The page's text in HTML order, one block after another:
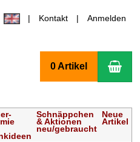
Kontakt Anmelden
0 Artikel
Schnäppchen
& Aktionen
neu/gebraucht
Neue
Artikel